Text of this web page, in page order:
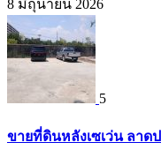
8 มิถุนายน 2026
5
ขายที่ดินหลังเซเว่น ลาดป